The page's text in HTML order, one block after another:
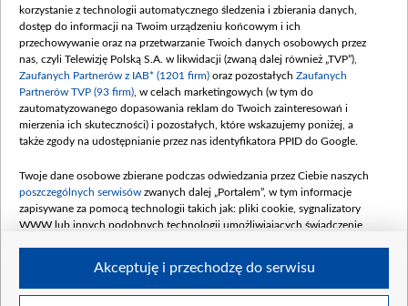
korzystanie z technologii automatycznego śledzenia i zbierania danych,
dostęp do informacji na Twoim urządzeniu końcowym i ich
przechowywanie oraz na przetwarzanie Twoich danych osobowych przez
nas, czyli Telewizję Polską S.A. w likwidacji (zwaną dalej również „TVP”),
Zaufanych Partnerów z IAB* (1201 firm) oraz pozostałych Zaufanych
Partnerów TVP (93 firm) , w celach marketingowych (w tym do
zautomatyzowanego dopasowania reklam do Twoich zainteresowań i
mierzenia ich skuteczności) i pozostałych, które wskazujemy poniżej, a
także zgody na udostępnianie przez nas identyfikatora PPID do Google.
Twoje dane osobowe zbierane podczas odwiedzania przez Ciebie naszych
poszczególnych serwisów zwanych dalej „Portalem”, w tym informacje
zapisywane za pomocą technologii takich jak: pliki cookie, sygnalizatory
WWW lub innych podobnych technologii umożliwiających świadczenie
Akceptuję i przechodzę do serwisu